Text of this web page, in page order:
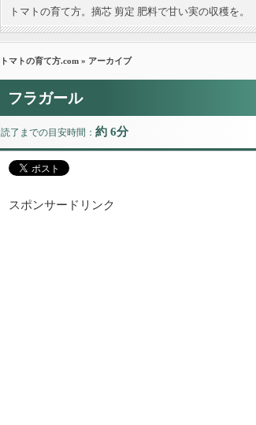
トマトの育て方。摘芯 剪定 肥料で甘い実の収穫を。
トマトの育て方.com » アーカイブ
フラガール
読了までの目安時間： 約 6分
スポンサードリンク